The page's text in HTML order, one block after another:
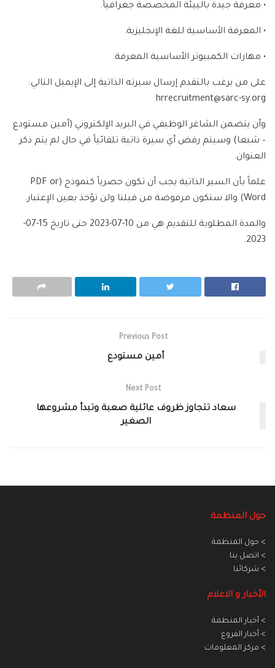
• معرفة جيدة بالبيئة المخصصة جغرافياً.
• المعرفة الأساسية للغة الإنجليزية.
• مهارات الكمبيوتر الأساسية المعرفة.
على من يرغب بالتقدم إرسال سيرته الذاتية إلى الإيميل التالي:
hrrecruitment@sarc-sy.org
وأن يتضمن الشاغر الوظيفي في البريد الإلكتروني (أمين مستودع
– شبعا) وسيتم رفض أي سيرة ذاتية تلقائياً في حال لم يتم ذكر
العنوان.
علماً بأن السير الذاتية يجب أن تكون حصرياً كنموذج (PDF or
Word) والا ستكون مرفوضة من قبلنا ولن تؤخذ بعين الإعتبار.
والمدة المطلوبة للتقديم هي من 10-07-2023 حتى تاريخ 15-07-
2023.
Previous Post
أمين مستودع
Next Post
سعاد تتجاوز ظروف عائلية صعبة وتبدأ مشروعها
الصغير
حول المنظمة
> حول المنظمة
> اتصل بنا
> شركائنا
الأخبار و الاعلام
> أخبار المنطمة
> أخبار الفروع
> مركز المعلومات